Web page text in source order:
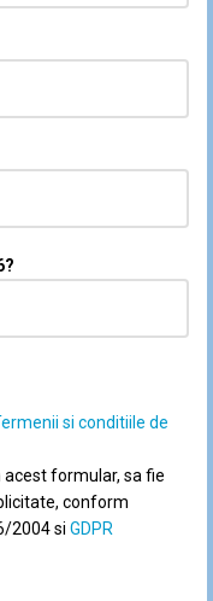
si conditiile de
acest formular, sa fie
conform
2004 si GDPR